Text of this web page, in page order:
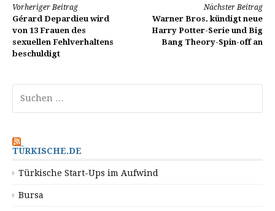
Weiterlesen
Vorheriger Beitrag
Gérard Depardieu wird
von 13 Frauen des
sexuellen Fehlverhaltens
beschuldigt
Nächster Beitrag
Warner Bros. kündigt neue
Harry Potter-Serie und Big
Bang Theory-Spin-off an
nach:
TÜRKISCHE.DE
Türkische Start-Ups im Aufwind
Bursa